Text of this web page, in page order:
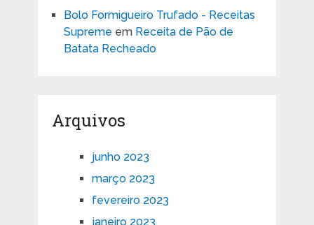
Bolo Formigueiro Trufado - Receitas
Supreme em Receita de Pão de
Batata Recheado
Arquivos
junho 2023
março 2023
fevereiro 2023
janeiro 2023